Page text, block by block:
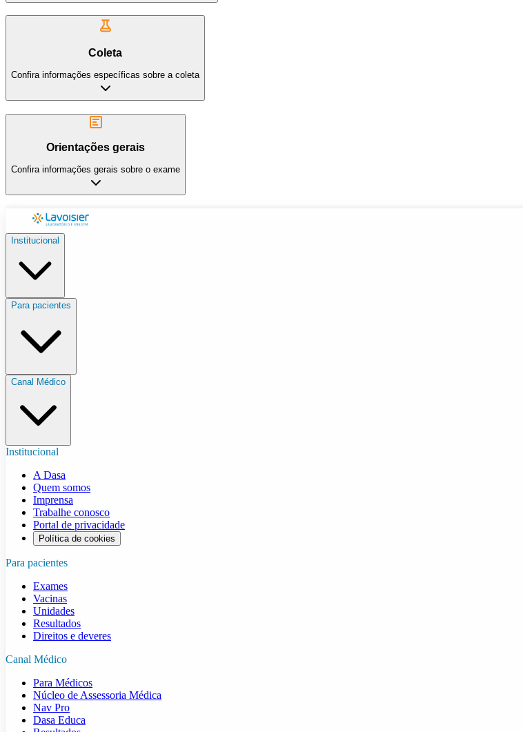
Coleta
Confira informações específicas sobre a coleta
Orientações gerais
Confira informações gerais sobre o exame
Institucional
Para pacientes
Canal Médico
Institucional
A Dasa
Quem somos
Imprensa
Trabalhe conosco
Portal de privacidade
Política de cookies
Para pacientes
Exames
Vacinas
Unidades
Resultados
Direitos e deveres
Canal Médico
Para Médicos
Núcleo de Assessoria Médica
Nav Pro
Dasa Educa